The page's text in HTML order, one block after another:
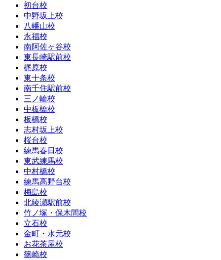
初台校
中野坂上校
八幡山校
永福校
南阿佐ヶ谷校
東長崎駅前校
梶原校
東十条校
南千住駅前校
三ノ輪校
中板橋校
板橋校
志村坂上校
桜台校
練馬春日校
東武練馬校
中村橋校
練馬高野台校
梅島校
北綾瀬駅前校
竹ノ塚・保木間校
立石校
金町・水元校
お花茶屋校
篠崎校